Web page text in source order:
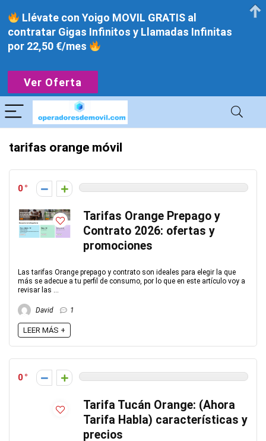
tarifas orange móvil
0
Tarifas Orange Prepago y
Contrato 2026: ofertas y
promociones
Las tarifas Orange prepago y contrato son ideales para elegir la que
más se adecue a tu perfil de consumo, por lo que en este artículo voy a
revisar las ...
David 1
LEER MÁS +
0
Tarifa Tucán Orange: (Ahora
Tarifa Habla) características y
precios
Llévate con Yoigo MOVIL GRATIS al
contratar Gigas Infinitos y Llamadas Infinitas
por 22,50 €/mes
Ver Oferta